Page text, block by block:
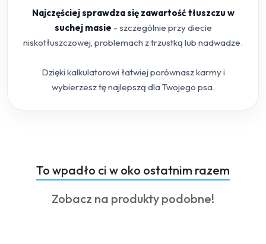
Najczęściej sprawdza się zawartość tłuszczu w
suchej masie - szczególnie przy diecie
niskotłuszczowej, problemach z trzustką lub nadwadze.
Dzięki kalkulatorowi łatwiej porównasz karmy i
wybierzesz tę najlepszą dla Twojego psa.
Pomiń karuzelę produktów
Produkty
o
statusie:
To wpadło ci w oko ostatnim razem
Produkty
Zobacz na produkty podobne!